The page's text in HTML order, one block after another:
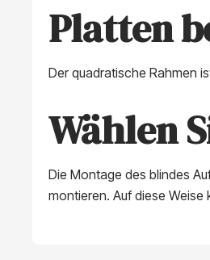
Platten
Der quadratische Rahmen
Wählen
Die Montage des blindes
montieren. Auf diese